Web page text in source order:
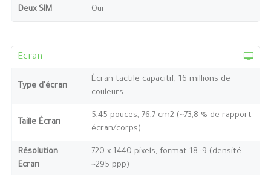
Deux SIM Oui
Ecran
Type d'écran
Écran tactile capacitif, 16 millions de
couleurs
Taille Écran
5,45 pouces, 76,7 cm2 (~73,8 % de rapport
écran/corps)
Résolution
Ecran
720 x 1440 pixels, format 18 :9 (densité
~295 ppp)